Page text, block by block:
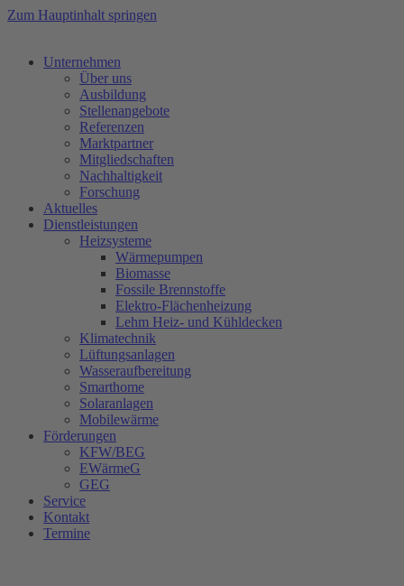
Zum Hauptinhalt springen
Unternehmen
Über uns
Ausbildung
Stellenangebote
Referenzen
Marktpartner
Mitgliedschaften
Nachhaltigkeit
Forschung
Aktuelles
Dienstleistungen
Heizsysteme
Wärmepumpen
Biomasse
Fossile Brennstoffe
Elektro-Flächenheizung
Lehm Heiz- und Kühldecken
Klimatechnik
Lüftungsanlagen
Wasseraufbereitung
Smarthome
Solaranlagen
Mobilewärme
Förderungen
KFW/BEG
EWärmeG
GEG
Service
Kontakt
Termine